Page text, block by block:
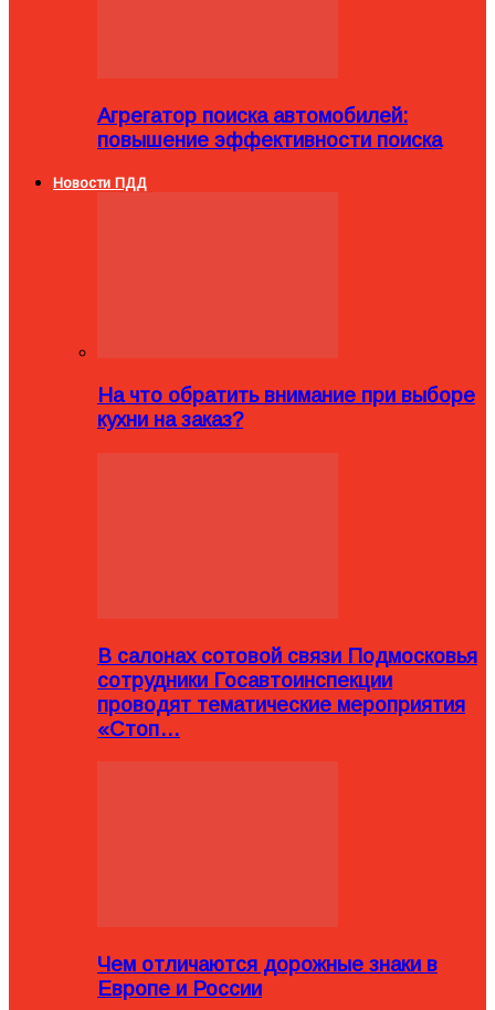
Агрегатор поиска автомобилей:
повышение эффективности поиска
Новости ПДД
На что обратить внимание при выборе
кухни на заказ?
В салонах сотовой связи Подмосковья
сотрудники Госавтоинспекции
проводят тематические мероприятия
«Стоп…
Чем отличаются дорожные знаки в
Европе и России